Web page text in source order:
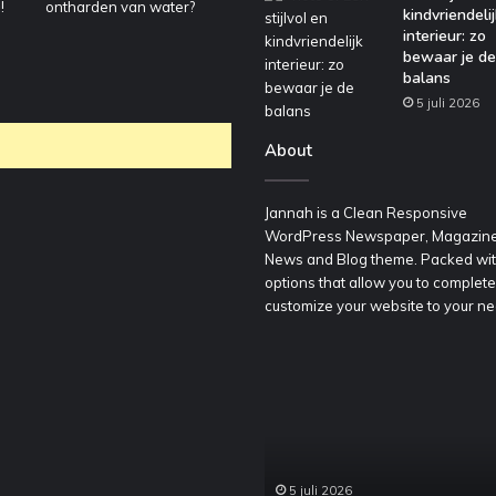
interieur: zo
bewaar je de
balans
5 juli 2026
About
Jannah is a Clean Responsive
WordPress Newspaper,
News and Blog theme. Packed
options that allow you to
customize your website to your
5 juli 2026